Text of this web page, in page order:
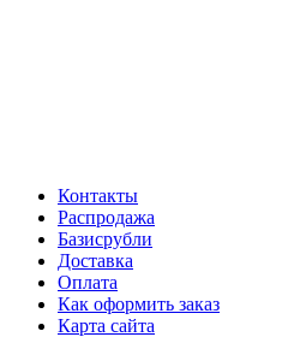
Контакты
Распродажа
Базисрубли
Доставка
Оплата
Как оформить заказ
Карта сайта